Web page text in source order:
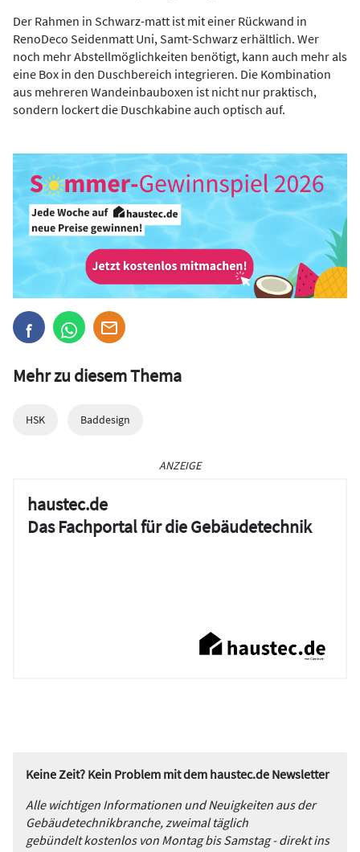
Der Rahmen in Schwarz-matt ist mit einer Rückwand in
RenoDeco Seidenmatt Uni, Samt-Schwarz erhältlich. Wer
noch mehr Abstellmöglichkeiten benötigt, kann auch mehr als
eine Box in den Duschbereich integrieren. Die Kombination
aus mehreren Wandeinbauboxen ist nicht nur praktisch,
sondern lockert die Duschkabine auch optisch auf.
Mehr zu diesem Thema
HSK Baddesign
ANZEIGE
haustec.de
Das Fachportal für die Gebäudetechnik
Keine Zeit? Kein Problem mit dem haustec.de Newsletter
Alle wichtigen Informationen und Neuigkeiten aus der
Gebäudetechnikbranche, zweimal täglich
gebündelt kostenlos von Montag bis Samstag - direkt ins